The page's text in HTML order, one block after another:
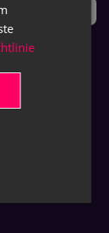
Ideen